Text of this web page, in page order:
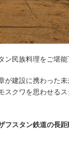
民族料理をご堪能
建設に携わった未
スクワを思わせる
フスタン鉄道の長